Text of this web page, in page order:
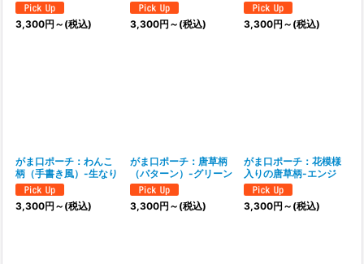
3,300円 ～ (税込) 3,300円 ～ (税込) 3,300円 ～ (税込)
がま口ポーチ：わんこ
柄（手書き風）-生なり
3,300円 ～ (税込)
がま口ポーチ：唐草柄
（パターン）-グリーン
3,300円 ～ (税込)
がま口ポーチ：花模様
入りの唐草柄-エンジ
3,300円 ～ (税込)